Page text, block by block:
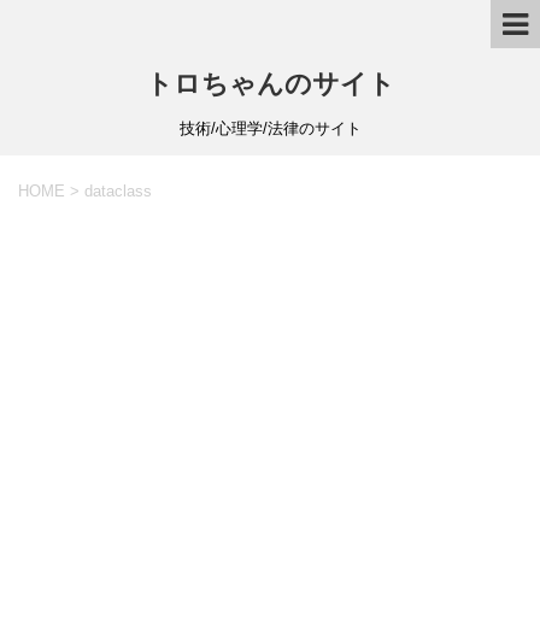
トロちゃんのサイト
技術/心理学/法律のサイト
HOME > dataclass